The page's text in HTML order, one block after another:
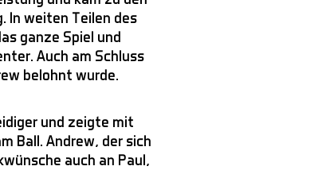
In weiten Teilen des
ganze Spiel und
Auch am Schluss
belohnt wurde.
und zeigte mit
Ball. Andrew, der sich
auch an Paul,